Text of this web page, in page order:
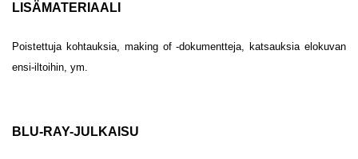
LISÄMATERIAALI
Poistettuja kohtauksia, making of -dokumentteja, katsauksia elokuvan
ensi-iltoihin, ym.
BLU-RAY-JULKAISU